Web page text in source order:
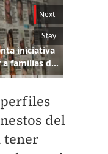
del
tener